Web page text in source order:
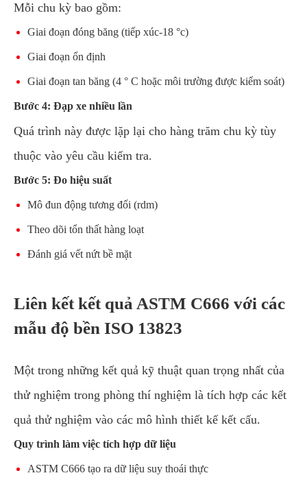
Mỗi chu kỳ bao gồm:
Giai đoạn đóng băng (tiếp xúc-18 °c)
Giai đoạn ổn định
Giai đoạn tan băng (4 ° C hoặc môi trường được kiểm soát)
Bước 4: Đạp xe nhiều lần
Quá trình này được lặp lại cho hàng trăm chu kỳ tùy
thuộc vào yêu cầu kiểm tra.
Bước 5: Đo hiệu suất
Mô đun động tương đối (rdm)
Theo dõi tổn thất hàng loạt
Đánh giá vết nứt bề mặt
Liên kết kết quả ASTM C666 với các
mẫu độ bền ISO 13823
Một trong những kết quả kỹ thuật quan trọng nhất của
thử nghiệm trong phòng thí nghiệm là tích hợp các kết
quả thử nghiệm vào các mô hình thiết kế kết cấu.
Quy trình làm việc tích hợp dữ liệu
ASTM C666 tạo ra dữ liệu suy thoái thực